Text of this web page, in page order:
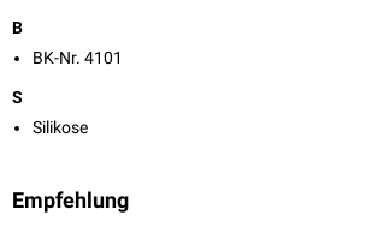
B
BK-Nr. 4101
S
Silikose
Empfehlung